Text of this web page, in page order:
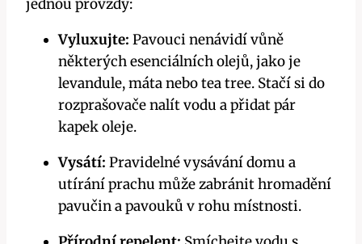
jednou provždy:
Vyluxujte: Pavouci ‌nenávidí vůně
některých esenciálních olejů, jako⁣ je⁤
levandule, máta nebo‌ tea ‌tree. Stačí si do
rozprašovače nalít vodu a ⁣přidat ‍pár
kapek oleje.
Vysátí: Pravidelné vysávání domu a
utírání prachu může zabránit hromadění
pavučin a pavouků​ v rohu místnosti.